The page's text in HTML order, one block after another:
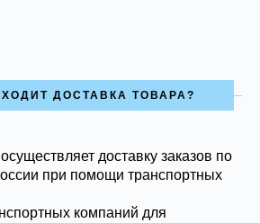
ДОСТАВКА ТОВАРА?
доставку заказов по
при помощи транспортных
компаний для